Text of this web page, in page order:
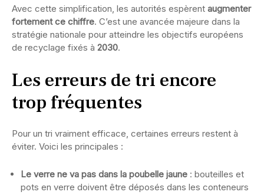
Avec cette simplification, les autorités espèrent augmenter
fortement ce chiffre. C’est une avancée majeure dans la
stratégie nationale pour atteindre les objectifs européens
de recyclage fixés à 2030.
Les erreurs de tri encore
trop fréquentes
Pour un tri vraiment efficace, certaines erreurs restent à
éviter. Voici les principales :
Le verre ne va pas dans la poubelle jaune : bouteilles et
pots en verre doivent être déposés dans les conteneurs